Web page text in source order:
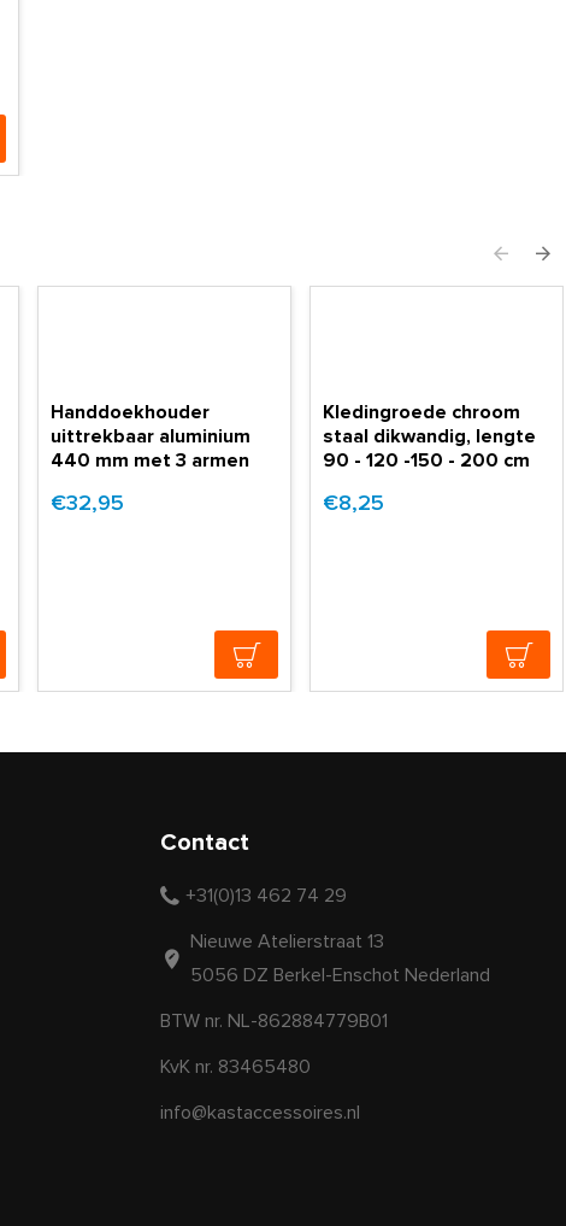
Handdoekhouder
uittrekbaar aluminium
440 mm met 3 armen
€32,95
Kledingroede chroom
staal dikwandig, lengte
90 - 120 -150 - 200 cm
€8,25
Contact
+31(0)13 462 74 29
Nieuwe Atelierstraat 13
5056 DZ Berkel-Enschot Nederland
BTW nr. NL-862884779B01
KvK nr. 83465480
info@kastaccessoires.nl